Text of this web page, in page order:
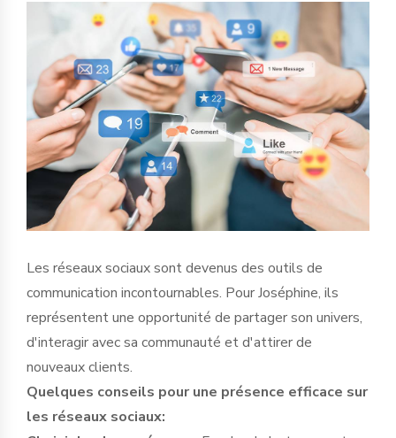
Les réseaux sociaux sont devenus des outils de
communication incontournables. Pour Joséphine, ils
représentent une opportunité de partager son univers,
d'interagir avec sa communauté et d'attirer de
nouveaux clients.
Quelques conseils pour une présence efficace sur
les réseaux sociaux: